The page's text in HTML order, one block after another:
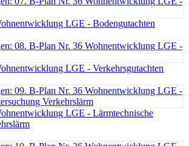
LGE - Bodengutachten
LGE - Verkehrsgutachten
LGE - Lärmtechnische